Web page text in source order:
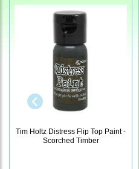
Tim Holtz Distress Flip Top Paint -
Scorched Timber